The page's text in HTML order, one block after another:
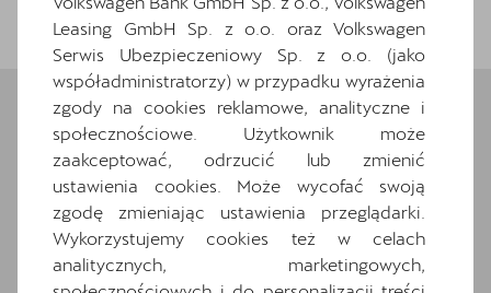
Wybrane elementy
wyposażenia
Ten samochód bazuje na wersjiLeon. Zapoznaj
się z wybranymi elementami jego wyposażenia. O
pełną specyfikację zapytaj dealera.
Leasing GmbH Sp. z o.o. oraz Volkswagen
Serwis Ubezpieczeniowy Sp. z o.o. (jako
współadministratorzy) w przypadku wyrażenia
zgody na cookies reklamowe, analityczne i
społecznościowe. Użytkownik może
zaakceptować, odrzucić lub zmienić
ustawienia cookies. Może wycofać swoją
zgodę zmieniając ustawienia przeglądarki.
Wykorzystujemy cookies też w celach
analitycznych, marketingowych,